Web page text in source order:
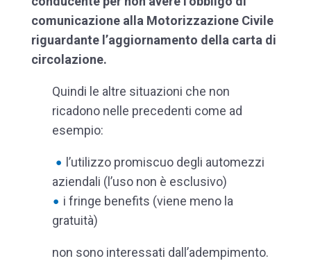
comunicazione alla Motorizzazione Civile
riguardante l’aggiornamento della carta di
circolazione.
Quindi le altre situazioni che non
ricadono nelle precedenti come ad
esempio:
l’utilizzo promiscuo degli automezzi
aziendali (l’uso non è esclusivo)
i fringe benefits (viene meno la
gratuità)
non sono interessati dall’adempimento.